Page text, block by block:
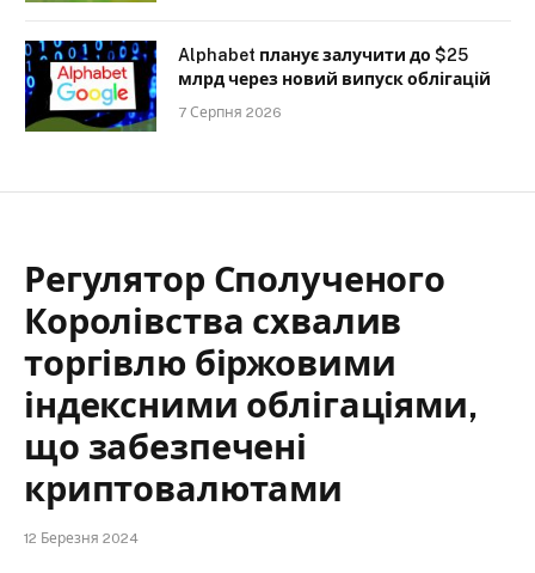
Alphabet планує залучити до $25
млрд через новий випуск облігацій
7 Серпня 2026
Регулятор Сполученого
Королівства схвалив
торгівлю біржовими
індексними облігаціями,
що забезпечені
криптовалютами
12 Березня 2024